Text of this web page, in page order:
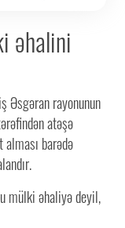
əhalini
Əsgəran rayonunun
atəşə
barədə
mülki əhaliyə deyil,